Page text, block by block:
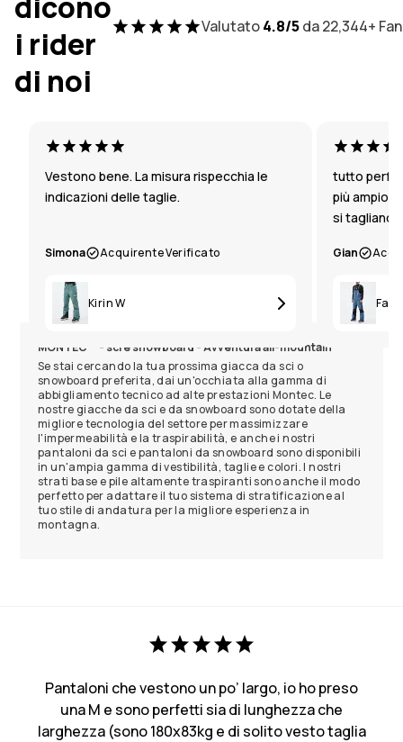
i rider
di noi
Valutato4.8/5da 22,344+
Vestono bene. La misura rispecchia le
indicazioni delle taglie.
Simona Acquirente Verificato
Kirin W
tutto
più ampio
si tagliano
Gian
Fawk
MONTEC™ - sci e snowboard - Avventura all-mountain
Se stai cercando la tua prossima giacca da sci o
snowboard preferita, dai un'occhiata alla gamma di
abbigliamento tecnico ad alte prestazioni Montec. Le
nostre giacche da sci e da snowboard sono dotate della
migliore tecnologia del settore per massimizzare
l'impermeabilità e la traspirabilità, e anche i nostri
pantaloni da sci e pantaloni da snowboard sono disponibili
in un'ampia gamma di vestibilità, taglie e colori. I nostri
strati base e pile altamente traspiranti sono anche il modo
perfetto per adattare il tuo sistema di stratificazione al
tuo stile di andatura per la migliore esperienza in
montagna.
Pantaloni che vestono un po’ largo, io ho preso
una M e sono perfetti sia di lunghezza che
larghezza (sono 180x83kg e di solito vesto taglia